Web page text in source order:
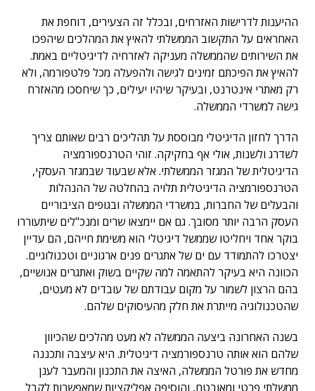
ההיענות לדרישות האזרחים, ובכלל זה הצעירים, דוחפת את
האחראים על התקשוב הממשלתי להאיץ את המהלכים שיהפכו
את השירותים שהממשלה מעניקה לאזרחיה לדיגיטליים באמת.
להאיץ את הפיכתם זמינים לגישה ולהפעלה מכל פלטפורמה, ולא
רק מאתרי אינטרנט, ובעיקר שיהיו יעילים, כך שיחסכו מהאזרח
גישה למשרדי הממשלה.
הדרך לחזון הדיגיטלי מבוססת על תהליכים רבים שאותם צריך
לשדרג ולשנות, אולי אף בחקיקה. זוהי הטרנספורמציה
הדיגיטלית של המגזר הממשלתי. אלא שבעוד שבמגזר העסקי,
הטרנספורמציה הדיגיטלית תלויה בהחלטה של ההנהלות
והבעלים של החברות, במשרדי הממשלה ובגופים הציבוריים
העסק הרבה יותר מסובך. גם אם יימצאו שרים ומנכ"לים שיתעוררו
בוקר אחד ויחליטו שממשל דיגיטלי הוא משימת חייהם, הם עדיין
יצטרכו להתמודד עם ים של אתגרים פנים ארגוניים וטכנולוגיים.
הכוונה היא בעיקר להתאמה למה שקיים בשוק ואתגרים אנושיים,
בהם הרצון לשמור על מקום עבודתם של עובדים לא מעטים,
שהטכנולוגיה מייתרת את חלק מהעיסוקים שלהם.
בשנה האחרונה ביצעה הממשלה לא מעט מהלכים שהכיוון
שלהם הוא אותה טרנספורמציה דיגיטלית. היא עיצבה ותכננה
מחדש את פורטל הממשלה, האיצה את התכנון והמעבר לענן
ממשלתי פרטי ומאובטח, והוסיפה אפליקציות שמאפשרות לקבל